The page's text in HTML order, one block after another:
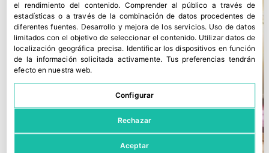
el rendimiento del contenido.Comprender al público a través de
estadísticas o a través de la combinación de datos procedentes de
diferentes fuentes. Desarrollo y mejora de los servicios. Uso de datos
limitados con el objetivo de seleccionar el contenido. Utilizar datos de
localización geográfica precisa. Identificar los dispositivos en función
de la información solicitada activamente. Tus preferencias tendrán
efecto en nuestra web.
Configurar
Rechazar
Aceptar